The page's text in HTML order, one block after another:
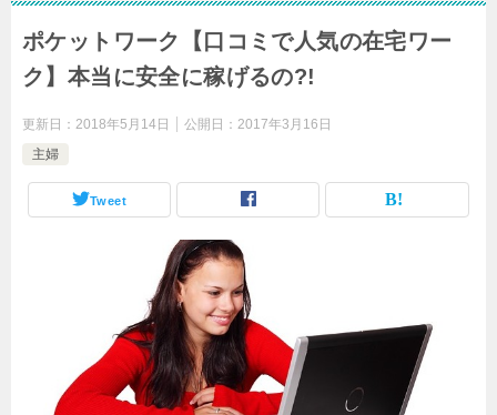
ポケットワーク【口コミで人気の在宅ワー
ク】本当に安全に稼げるの?!
更新日： 2018年5月14日 公開日： 2017年3月16日
主婦
Tweet